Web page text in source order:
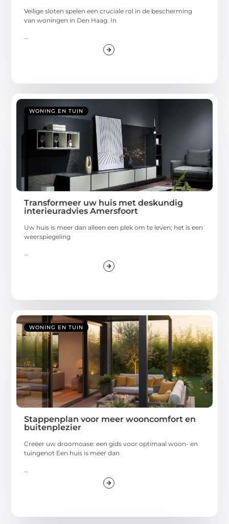
Veilige sloten spelen een cruciale rol in de bescherming
van woningen in Den Haag. In
WONING EN TUIN
Transformeer uw huis met deskundig
interieuradvies Amersfoort
Uw huis is meer dan alleen een plek om te leven; het is een
weerspiegeling
...
WONING EN TUIN
Stappenplan voor meer wooncomfort en
buitenplezier
Creëer uw droomoase: een gids voor optimaal woon- en
tuingenot Een huis is meer dan